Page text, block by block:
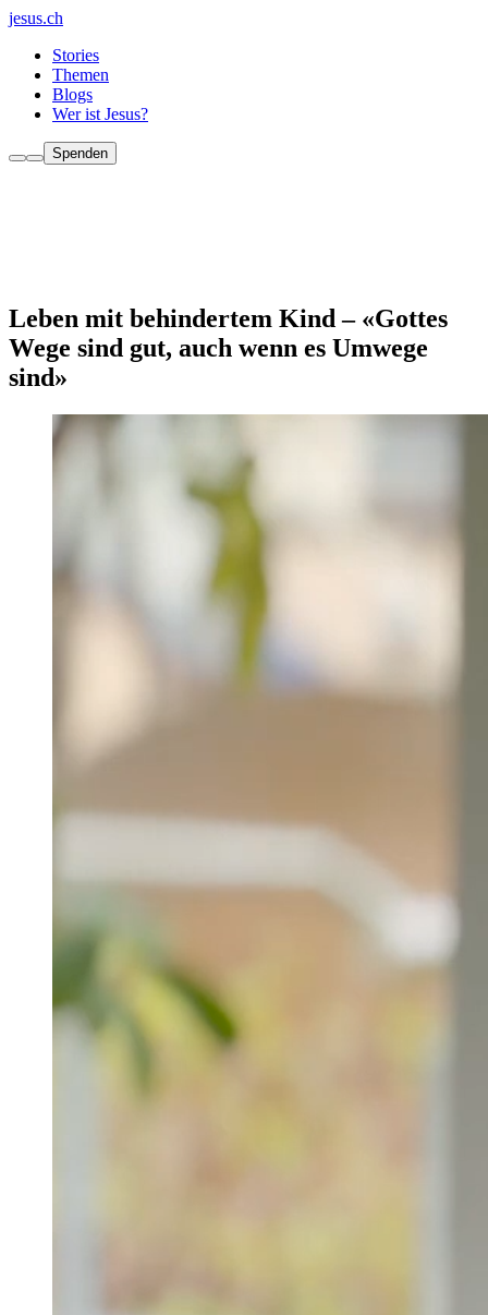
jesus.ch
Stories
Themen
Blogs
Wer ist Jesus?
Spenden
Leben mit behindertem Kind – «Gottes
Wege sind gut, auch wenn es Umwege
sind»